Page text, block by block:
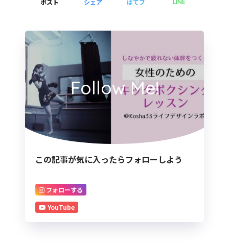
LINE
Follow Me!
この記事が気に入ったらフォローしよう
フォローする
YouTube